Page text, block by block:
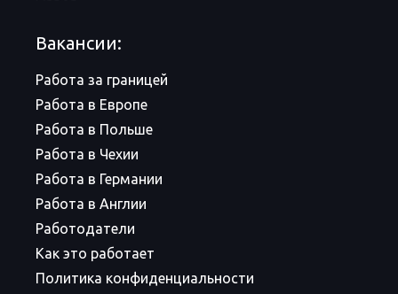
Вакансии:
Работа за границей
Работа в Европе
Работа в Польше
Работа в Чехии
Работа в Германии
Работа в Англии
Работодатели
Как это работает
Политика конфиденциальности